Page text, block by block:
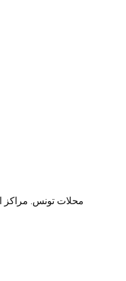
محلات تونس. مراكز